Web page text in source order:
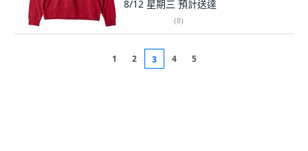
8/12 星期三 預計送達
(8)
1 2 3 4 5